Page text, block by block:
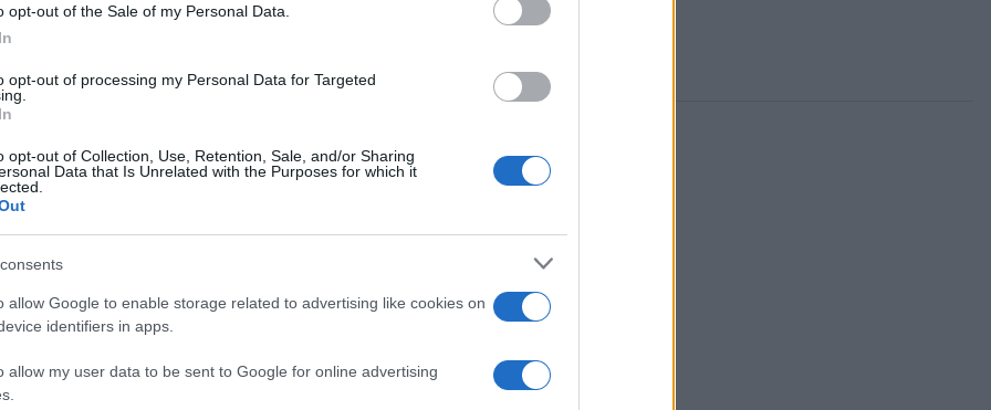
opt-out of the Sale of my Personal Data.
opt-out of processing my Personal Data for Targeted
opt-out of Collection, Use, Retention, Sale, and/or Sharing
Data that Is Unrelated with the Purposes for which it
allow Google to enable storage related to advertising like cookies on
identifiers in apps.
allow my user data to be sent to Google for online advertising
női
képei láthatóak
női fotós munkáit
Zsolnay Negyed m21
induló